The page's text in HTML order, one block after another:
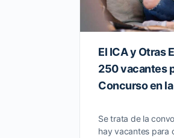
El ICA y Otras
250 vacantes
Concurso en
Se trata de la
hay vacantes para